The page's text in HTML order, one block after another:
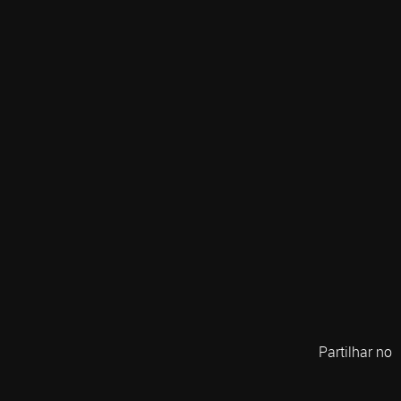
Partilhar no